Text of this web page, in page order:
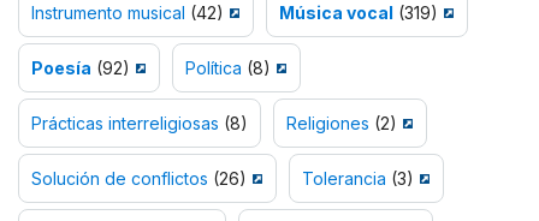
Instrumento musical (42) Música vocal (319)
Poesía (92) Política (8)
Prácticas interreligiosas (8) Religiones (2)
Solución de conflictos (26) Tolerancia (3)